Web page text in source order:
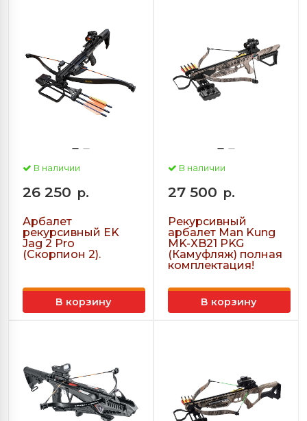
В наличии
26 250 р.
Арбалет
рекурсивный EK
Jag 2 Pro
(Скорпион 2).
В корзину
В наличии
27 500 р.
Рекурсивный
арбалет Man Kung
MK-XB21 PKG
(Камуфляж) полная
комплектация!
В корзину